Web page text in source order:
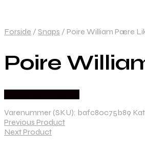
Forside / Snaps / Poire William Pære
Poire
Varenummer (SKU): bafc80c75b89
Previous Product
Next Product